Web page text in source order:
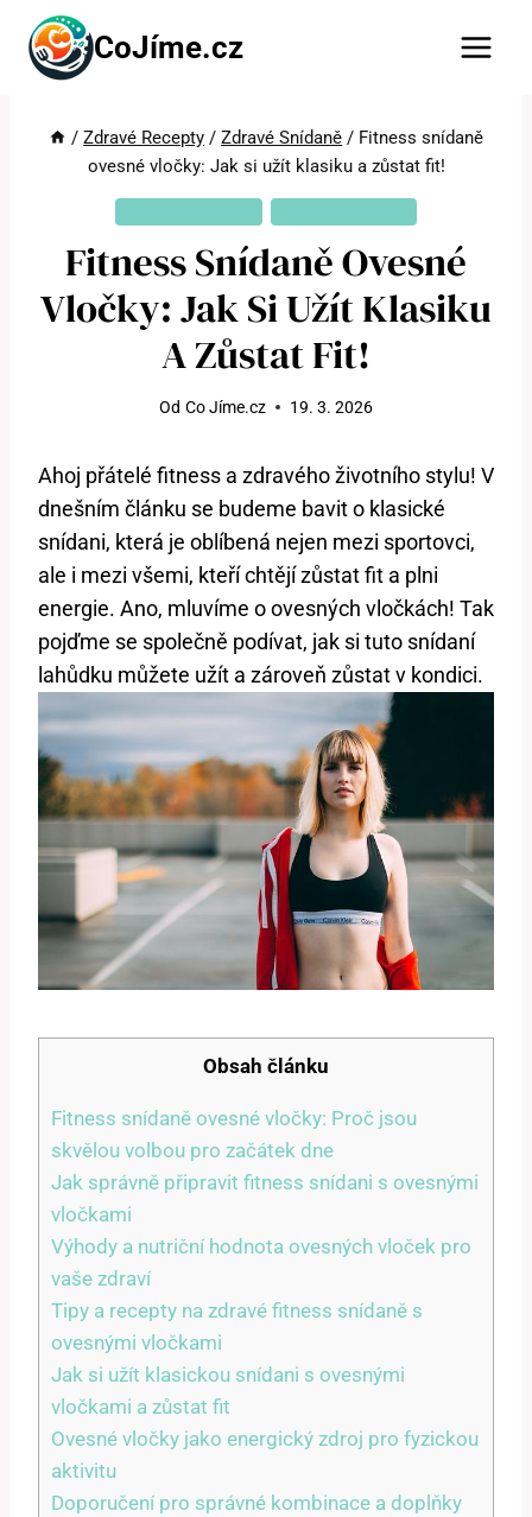
Přeskočit
obsah
CoJíme.cz
/ Zdravé Recepty / Zdravé Snídaně / Fitness snídaně
ovesné vločky: Jak si užít klasiku a zůstat fit!
Fitness Snídaně Ovesné
Vločky: Jak Si Užít Klasiku
A Zůstat Fit!
Od Co Jíme.cz 19. 3. 2026
Ahoj přátelé fitness a zdravého životního stylu! V
dnešním článku se budeme bavit o klasické
snídani, která je oblíbená nejen mezi sportovci,
ale i mezi všemi, kteří chtějí zůstat fit a plni
energie. Ano, mluvíme o ovesných vločkách! Tak
pojďme se společně podívat, jak si tuto snídaní
lahůdku můžete užít a zároveň zůstat v kondici.
Obsah článku
Fitness snídaně ovesné vločky: Proč jsou
skvělou volbou pro začátek dne
Jak správně připravit fitness snídani s ovesnými
vločkami
Výhody a nutriční hodnota ovesných vloček pro
vaše zdraví
Tipy a recepty na zdravé fitness snídaně s
ovesnými vločkami
Jak si užít klasickou snídani s ovesnými
vločkami a zůstat fit
Ovesné vločky jako energický zdroj pro fyzickou
aktivitu
Doporučení pro správné kombinace a doplňky